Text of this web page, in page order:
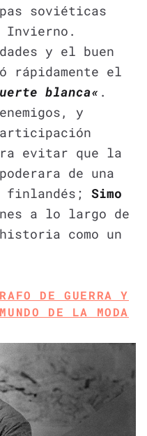
soviéticas
Invierno.
y el buen
rápidamente el
blanca« .
y
evitar que la
de una
Simo
a lo largo de
como un
DE GUERRA Y
DE LA MODA